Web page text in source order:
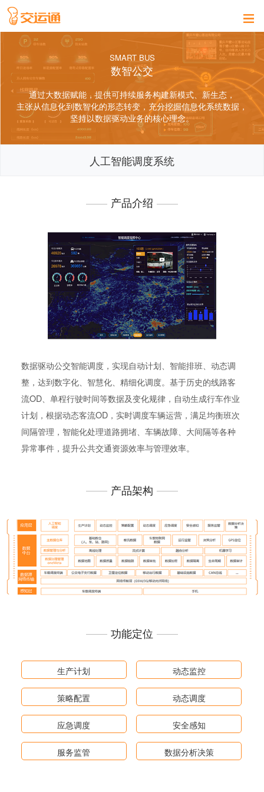
SMART BUS
数智公交
通过大数据赋能，提供可持续服务构建新模式、新生态，
主张从信息化到数智化的形态转变，充分挖掘信息化系统数据，
坚持以数据驱动业务的核心理念。
人工智能调度系统
产品介绍
数据驱动公交智能调度，实现自动计划、智能排班、动态调
整，达到数字化、智慧化、精细化调度。基于历史的线路客
流OD、单程行驶时间等数据及变化规律，自动生成行车作业
计划，根据动态客流OD，实时调度车辆运营，满足均衡班次
间隔管理，智能化处理道路拥堵、车辆故障、大间隔等各种
异常事件，提升公共交通资源效率与管理效率。
产品架构
功能定位
生产计划 动态监控
策略配置 动态调度
应急调度 安全感知
服务监管 数据分析决策